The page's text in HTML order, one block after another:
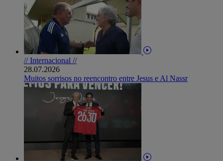
// Internacional //
28.07.2026
Muitos sorrisos no reencontro entre Jesus e Al Nassr